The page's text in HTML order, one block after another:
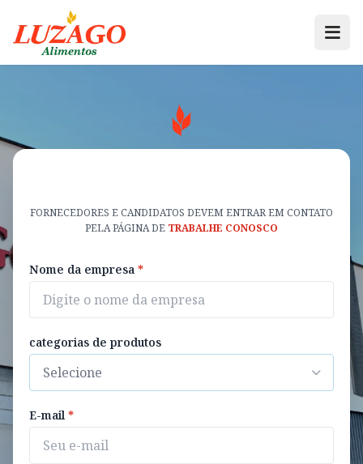
FORNECEDORES E CANDIDATOS DEVEM ENTRAR EM CONTATO
PELA PÁGINA DE TRABALHE CONOSCO
Nome da empresa *
categorias de produtos
E-mail *